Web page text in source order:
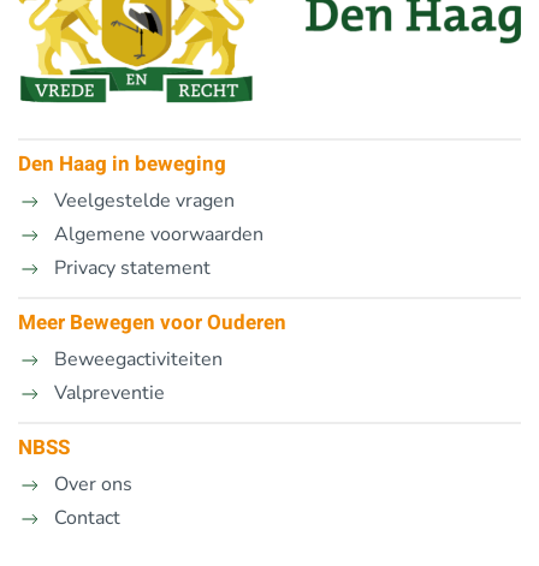
Den Haag in beweging
Veelgestelde vragen
Algemene voorwaarden
Privacy statement
Meer Bewegen voor Ouderen
Beweegactiviteiten
Valpreventie
NBSS
Over ons
Contact